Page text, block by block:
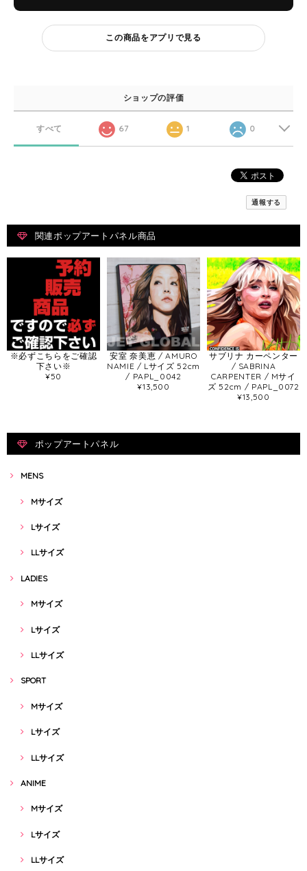
この商品をアプリで見る
ショップの評価
すべて 67 1 0
通報する
関連ポップアートパネル商品
※必ずこちらをご確認
下さい※
¥50
安室 奈美恵 / AMURO
NAMIE / Lサイズ 52cm
/ PAPL_0042
¥13,500
サブリナ カーペンター
/ SABRINA
CARPENTER / Mサイ
ズ 52cm / PAPL_0072
¥13,500
ポップアートパネル
MENS
Mサイズ
Lサイズ
LLサイズ
LADIES
Mサイズ
Lサイズ
LLサイズ
SPORT
Mサイズ
Lサイズ
LLサイズ
ANIME
Mサイズ
Lサイズ
LLサイズ